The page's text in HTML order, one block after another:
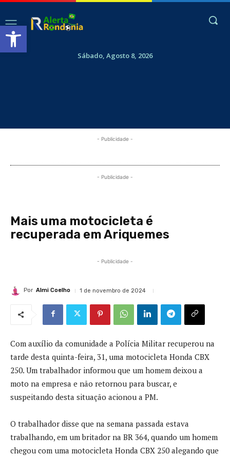
Abrir a barra de ferramentas
Sábado, Agosto 8, 2026
- Publicidade -
- Publicidade -
Mais uma motocicleta é
recuperada em Ariquemes
- Publicidade -
Por Almi Coelho 1 de novembro de 2024
Com auxílio da comunidade a Polícia Militar recuperou na
tarde desta quinta-feira, 31, uma motocicleta Honda CBX
250. Um trabalhador informou que um homem deixou a
moto na empresa e não retornou para buscar, e
suspeitando desta situação acionou a PM.
O trabalhador disse que na semana passada estava
trabalhando, em um britador na BR 364, quando um homem
chegou com uma motocicleta Honda CBX 250 alegando que